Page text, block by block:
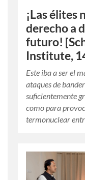
¡Las élites
derecho a
futuro!
Institute,
Este iba a ser el
ataques de
suficientemente
como para
termonuclear